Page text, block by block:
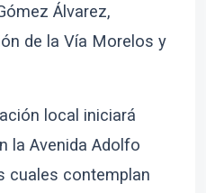
Álvarez,
de la Vía Morelos y
local iniciará
la Avenida Adolfo
cuales contemplan